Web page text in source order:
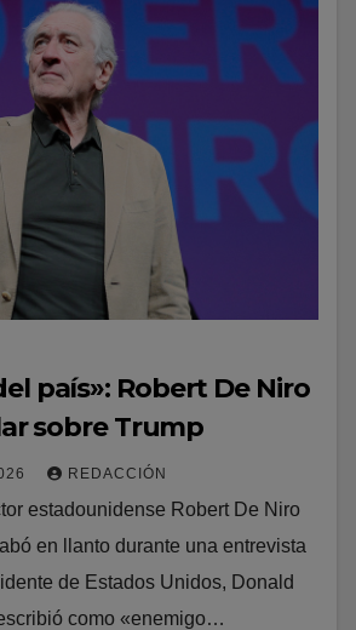
país»: Robert De Niro
sobre Trump
REDACCIÓN
estadounidense Robert De Niro
en llanto durante una entrevista
de Estados Unidos, Donald
como «enemigo…